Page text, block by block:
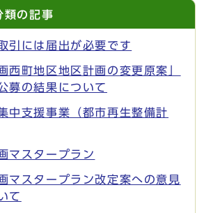
類の記事
引には届出が必要です
西町地区地区計画の変更原案」
募の結果について
中支援事業（都市再生整備計
マスタープラン
マスタープラン改定案への意見
て